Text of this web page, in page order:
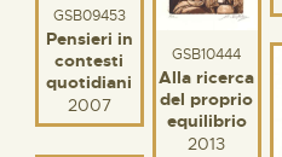
GSB09453
Pensieri in
contesti
quotidiani
2007
GSB10444
Alla ricerca
del proprio
equilibrio
2013